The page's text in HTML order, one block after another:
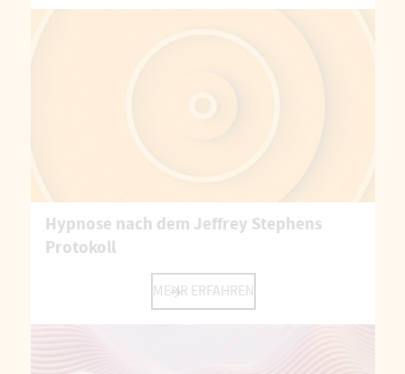
Hypnose nach dem Jeffrey Stephens
Protokoll
MEHR ERFAHREN